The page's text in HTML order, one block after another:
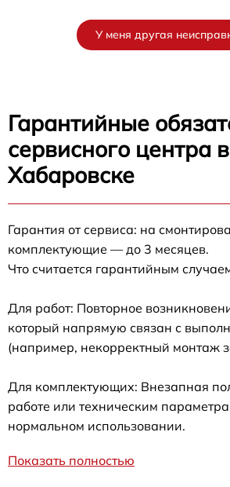
У меня другая
Гарантийные
сервисного центра в
Хабаровске
Гарантия от сервиса: на
комплектующие — до 3 месяцев.
Что считается гарантийным
Для работ: Повторное
который напрямую связан с
(например, некорректный монтаж
Для комплектующих: Внезапная
работе или техническим
нормальном использовании.
Показать полностью